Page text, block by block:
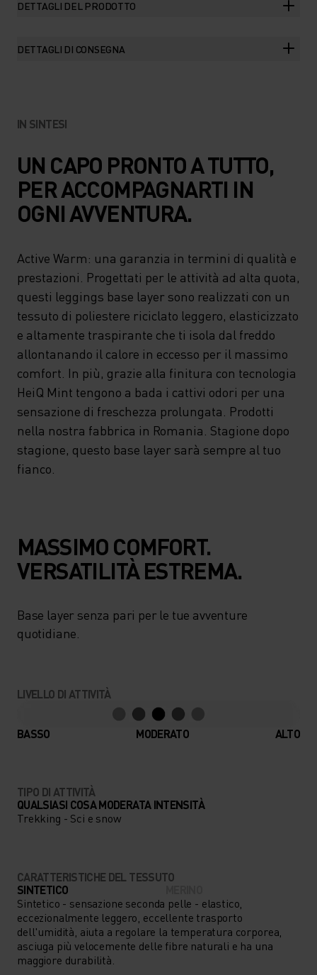
DETTAGLI DEL PRODOTTO
DETTAGLI DI CONSEGNA
IN SINTESI
UN CAPO PRONTO A TUTTO,
PER ACCOMPAGNARTI IN
OGNI AVVENTURA.
Active Warm: una garanzia in termini di qualità e
prestazioni. Progettati per le attività ad alta quota,
questi leggings base layer sono realizzati con un
tessuto di poliestere riciclato leggero, elasticizzato
e altamente traspirante che ti isola dal freddo
allontanando il calore in eccesso per il massimo
comfort. In più, grazie alla finitura con tecnologia
HeiQ Mint tengono a bada i cattivi odori per una
sensazione di freschezza prolungata. Prodotti
nella nostra fabbrica in Romania. Stagione dopo
stagione, questo base layer sarà sempre al tuo
fianco.
MASSIMO COMFORT.
VERSATILITÀ ESTREMA.
Base layer senza pari per le tue avventure
quotidiane.
LIVELLO DI ATTIVITÀ
BASSO MODERATO ALTO
TIPO DI ATTIVITÀ
QUALSIASI COSA MODERATA INTENSITÀ
Trekking - Sci e snow
CARATTERISTICHE DEL TESSUTO
SINTETICO
Sintetico - sensazione seconda pelle - elastico,
eccezionalmente leggero, eccellente trasporto
dell'umidità, aiuta a regolare la temperatura corporea,
asciuga più velocemente delle fibre naturali e ha una
maggiore durabilità.